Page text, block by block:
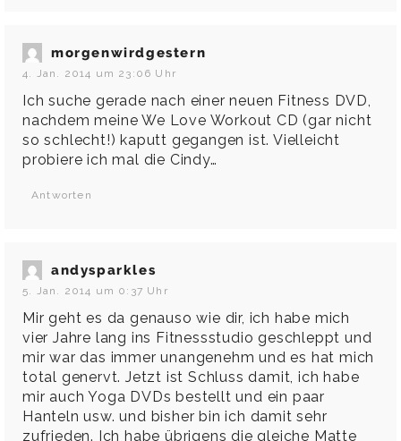
morgenwirdgestern
4. Jan. 2014 um 23:06 Uhr
Ich suche gerade nach einer neuen Fitness DVD,
nachdem meine We Love Workout CD (gar nicht
so schlecht!) kaputt gegangen ist. Vielleicht
probiere ich mal die Cindy…
Antworten
andysparkles
5. Jan. 2014 um 0:37 Uhr
Mir geht es da genauso wie dir, ich habe mich
vier Jahre lang ins Fitnessstudio geschleppt und
mir war das immer unangenehm und es hat mich
total genervt. Jetzt ist Schluss damit, ich habe
mir auch Yoga DVDs bestellt und ein paar
Hanteln usw. und bisher bin ich damit sehr
zufrieden. Ich habe übrigens die gleiche Matte